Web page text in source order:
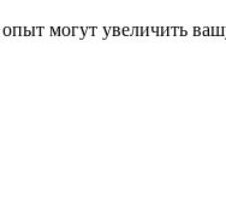
могут увеличить